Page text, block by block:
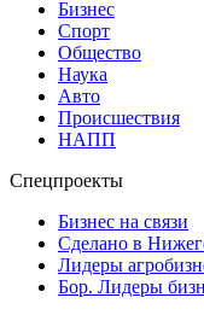
Бизнес
Спорт
Общество
Наука
Авто
Происшествия
НАПП
Спецпроекты
Бизнес на связи
Сделано в
Лидеры
Бор. Лидеры